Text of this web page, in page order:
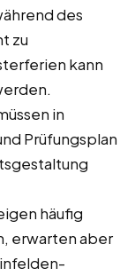
des
zu
kann
in
Prüfungsplan
häufig
erwarten aber